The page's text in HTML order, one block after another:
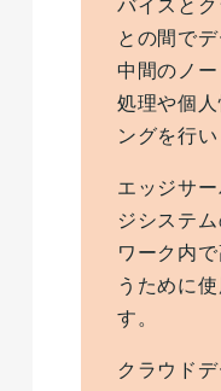
バイスと
との間で
中間のノ
処理や個
ングを行い
エッジサ
ジシステ
ワーク内
うために
す。
クラウド